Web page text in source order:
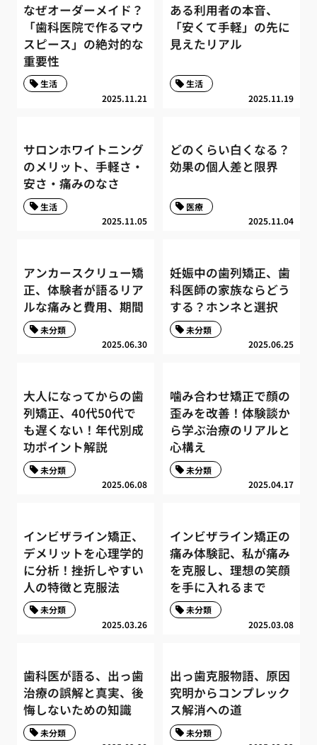
なぜオーダーメイド？
「歯科医院で作るマウ
スピース」の絶対的な
重要性
2025.11.21
生活
ある利用者の本音、
「安くて手軽」の先に
見えたリアル
2025.11.19
生活
サロンホワイトニング
のメリット、手軽さ・
安さ・痛みのなさ
2025.11.05
生活
どのくらい白くなる？
効果の個人差と限界
2025.11.04
医療
アンカースクリュー矯
正、体験者が語るリア
ルな痛みと費用、期間
2025.06.30
未分類
妊娠中の歯列矯正、歯
科医師の家族ならどう
する？ホンネと選択
2025.06.25
未分類
大人になってからの歯
列矯正、40代50代で
も遅くない！年代別成
功ポイント解説
2025.06.08
未分類
噛み合わせ矯正で顔の
歪みを改善！体験談か
ら学ぶ治療のリアルと
心構え
2025.04.17
未分類
インビザライン矯正、
デメリットを心理学的
に分析！挫折しやすい
人の特徴と克服法
2025.03.26
未分類
インビザライン矯正の
痛み体験記、私が痛み
を克服し、理想の笑顔
を手に入れるまで
2025.03.08
未分類
歯科医が語る、出っ歯
治療の誤解と真実、後
悔しないための知識
未分類
出っ歯克服物語、原因
究明からコンプレック
ス解消への道
未分類